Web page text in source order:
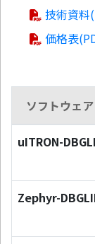
技術資料
価格表
ソフトウェ
uITRON-
Zephyr-